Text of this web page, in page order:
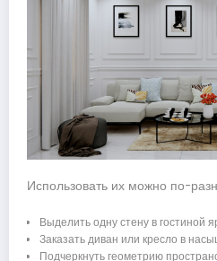
Использовать их можно по-
Выделить одну стену в гостиной
Заказать диван или кресло в
Подчеркнуть геометрию